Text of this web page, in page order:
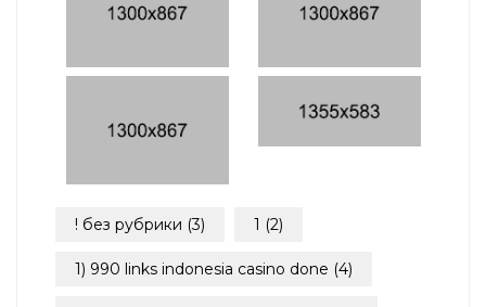
! без рубрики (3) 1 (2)
1) 990 links indonesia casino done (4)